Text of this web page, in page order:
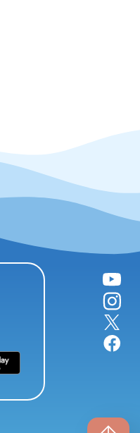
YouTube
instagram
X
facebook